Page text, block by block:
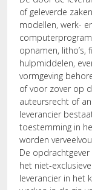
of geleverde
modellen, werk-
opnamen,
hulpmiddelen,
vormgeving
of voor zover op
auteursrecht of
leverancier
toestemming in
worden
De
het niet-
leverancier in het